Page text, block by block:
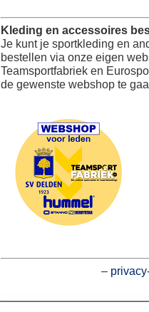
Kleding en accessoires
Je kunt je sportkleding en
bestellen via onze eigen
Teamsportfabriek en
de gewenste webshop te
–